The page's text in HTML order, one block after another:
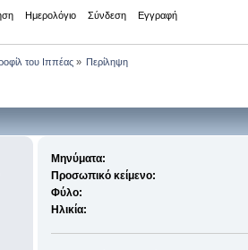
Ημερολόγιο Σύνδεση Εγγραφή
του Ιππέας» Περίληψη
Μηνύματα:
Προσωπικό κείμενο:
Φύλο:
Ηλικία: